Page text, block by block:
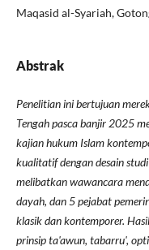
Maqasid al-Syariah,
Abstrak
Penelitian ini bertujuan
Tengah pasca banjir 2025
kajian hukum Islam
kualitatif dengan desain
melibatkan wawancara
dayah, dan 5 pejabat
klasik dan kontemporer.
prinsip ta'awun, tabarru',